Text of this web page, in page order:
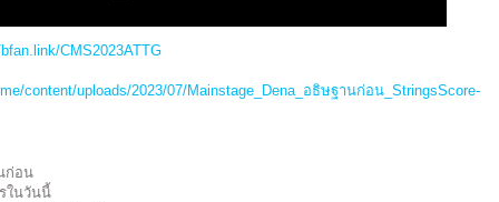
CMS2023ATTG
content/uploads/2023/07/Mainstage_Dena_อธิษฐานก่อน_StringsScore-
ก่อน
ในวันนี้